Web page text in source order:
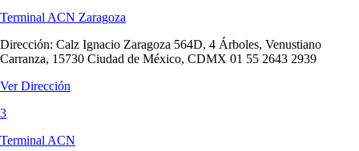
Terminal ACN Zaragoza
Dirección: Calz Ignacio Zaragoza 564D, 4 Árboles, Venustiano
Carranza, 15730 Ciudad de México, CDMX 01 55 2643 2939
Ver Dirección
3
Terminal ACN